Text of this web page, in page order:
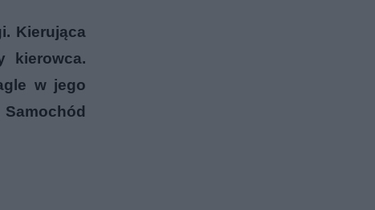
Kierująca
kierowca.
w jego